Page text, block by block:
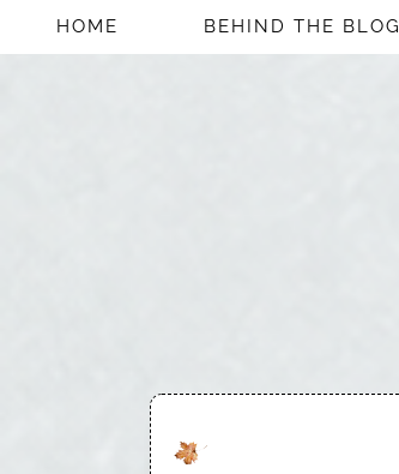
HOME BEHIND THE BLOG